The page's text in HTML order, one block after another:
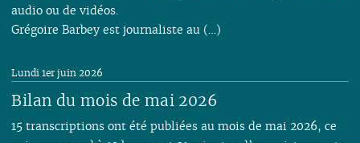
audio ou de vidéos.
Grégoire Barbey est journaliste au (…)
Bilan du mois de mai 2026
Lundi 1er juin 2026
15 transcriptions ont été publiées au mois de mai 2026, ce